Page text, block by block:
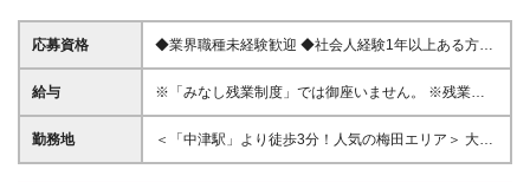
応募資格
◆業界職種未経験歓迎 ◆社会人経験1年以上ある方
◆PCの入力作業ができる方 ★資格や免許は不要★ ※
高卒以上
給与
※「みなし残業制度」では御座いません。 ※残業代1
分単位で別途全額支給となります。 月給195,200円＋
残業代 ◆入社後2ヶ月試用期間／時給1,270円、その
勤務地
＜「中津駅」より徒歩3分！人気の梅田エリア＞ 大阪
府大阪市北区芝田2丁目10－39 大阪府済生会中津病